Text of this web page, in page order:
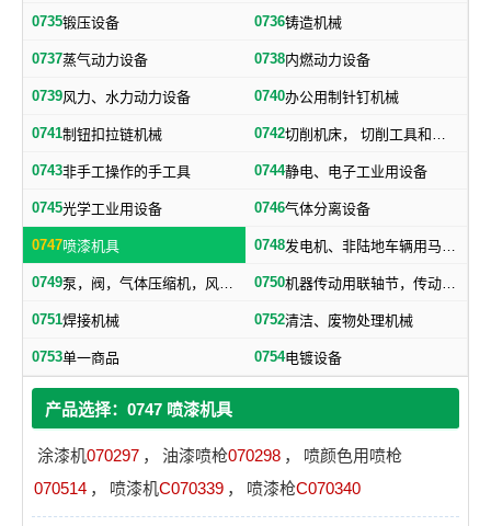
0735锻压设备 0736铸造机械
0737蒸气动力设备 0738内燃动力设备
0739风力、水力动力设备 0740办公用制针钉机械
0741制钮扣拉链机械 0742 切削机床， 切削工具和其他金属加工机械
0743非手工操作的手工具 0744静电、电子工业用设备
0745光学工业用设备 0746气体分离设备
0747喷漆机具 0748 发电机、非陆地车辆用马达和引擎及其零部件
0749 泵，阀，气体压缩机，风机，，液压元件，气动元件 0750 机器传动用联轴节，传动带及其他机器零部件
0751焊接机械 0752清洁、废物处理机械
0753单一商品 0754电镀设备
产品选择：0747 喷漆机具
涂漆机070297 ， 油漆喷枪070298 ，
喷颜色用喷枪
070514 ， 喷漆机C070339 ， 喷漆枪C070340